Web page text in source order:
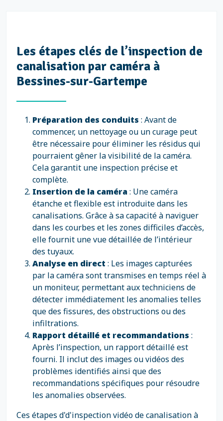
Les étapes clés de l’inspection de
canalisation par caméra à
Bessines-sur-Gartempe
Préparation des conduits : Avant de
commencer, un nettoyage ou un curage peut
être nécessaire pour éliminer les résidus qui
pourraient gêner la visibilité de la caméra.
Cela garantit une inspection précise et
complète.
Insertion de la caméra: Une caméra
étanche et flexible est introduite dans les
canalisations. Grâce à sa capacité à naviguer
dans les courbes et les zones difficiles d’accès,
elle fournit une vue détaillée de l’intérieur
des tuyaux.
Analyse en direct : Les images capturées
par la caméra sont transmises en temps réel à
un moniteur, permettant aux techniciens de
détecter immédiatement les anomalies telles
que des fissures, des obstructions ou des
infiltrations.
Rapport détaillé et recommandations :
Après l’inspection, un rapport détaillé est
fourni. Il inclut des images ou vidéos des
problèmes identifiés ainsi que des
recommandations spécifiques pour résoudre
les anomalies observées.
Ces étapes d'd'inspection vidéo de canalisation à